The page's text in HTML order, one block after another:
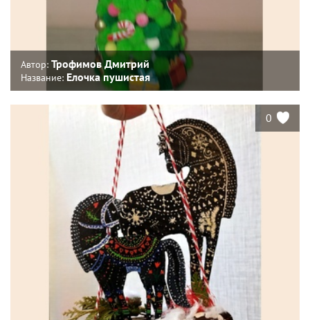
Автор: Трофимов Дмитрий
Название: Елочка пушистая
0